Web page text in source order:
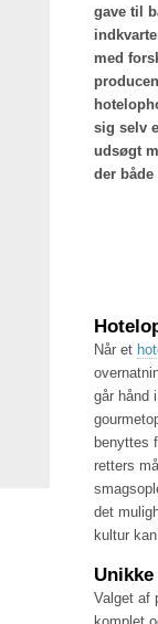
gave til
med
sig selv
udsøgt
der
Når et
går hånd
benyttes
retters
det
kultur
Valget af